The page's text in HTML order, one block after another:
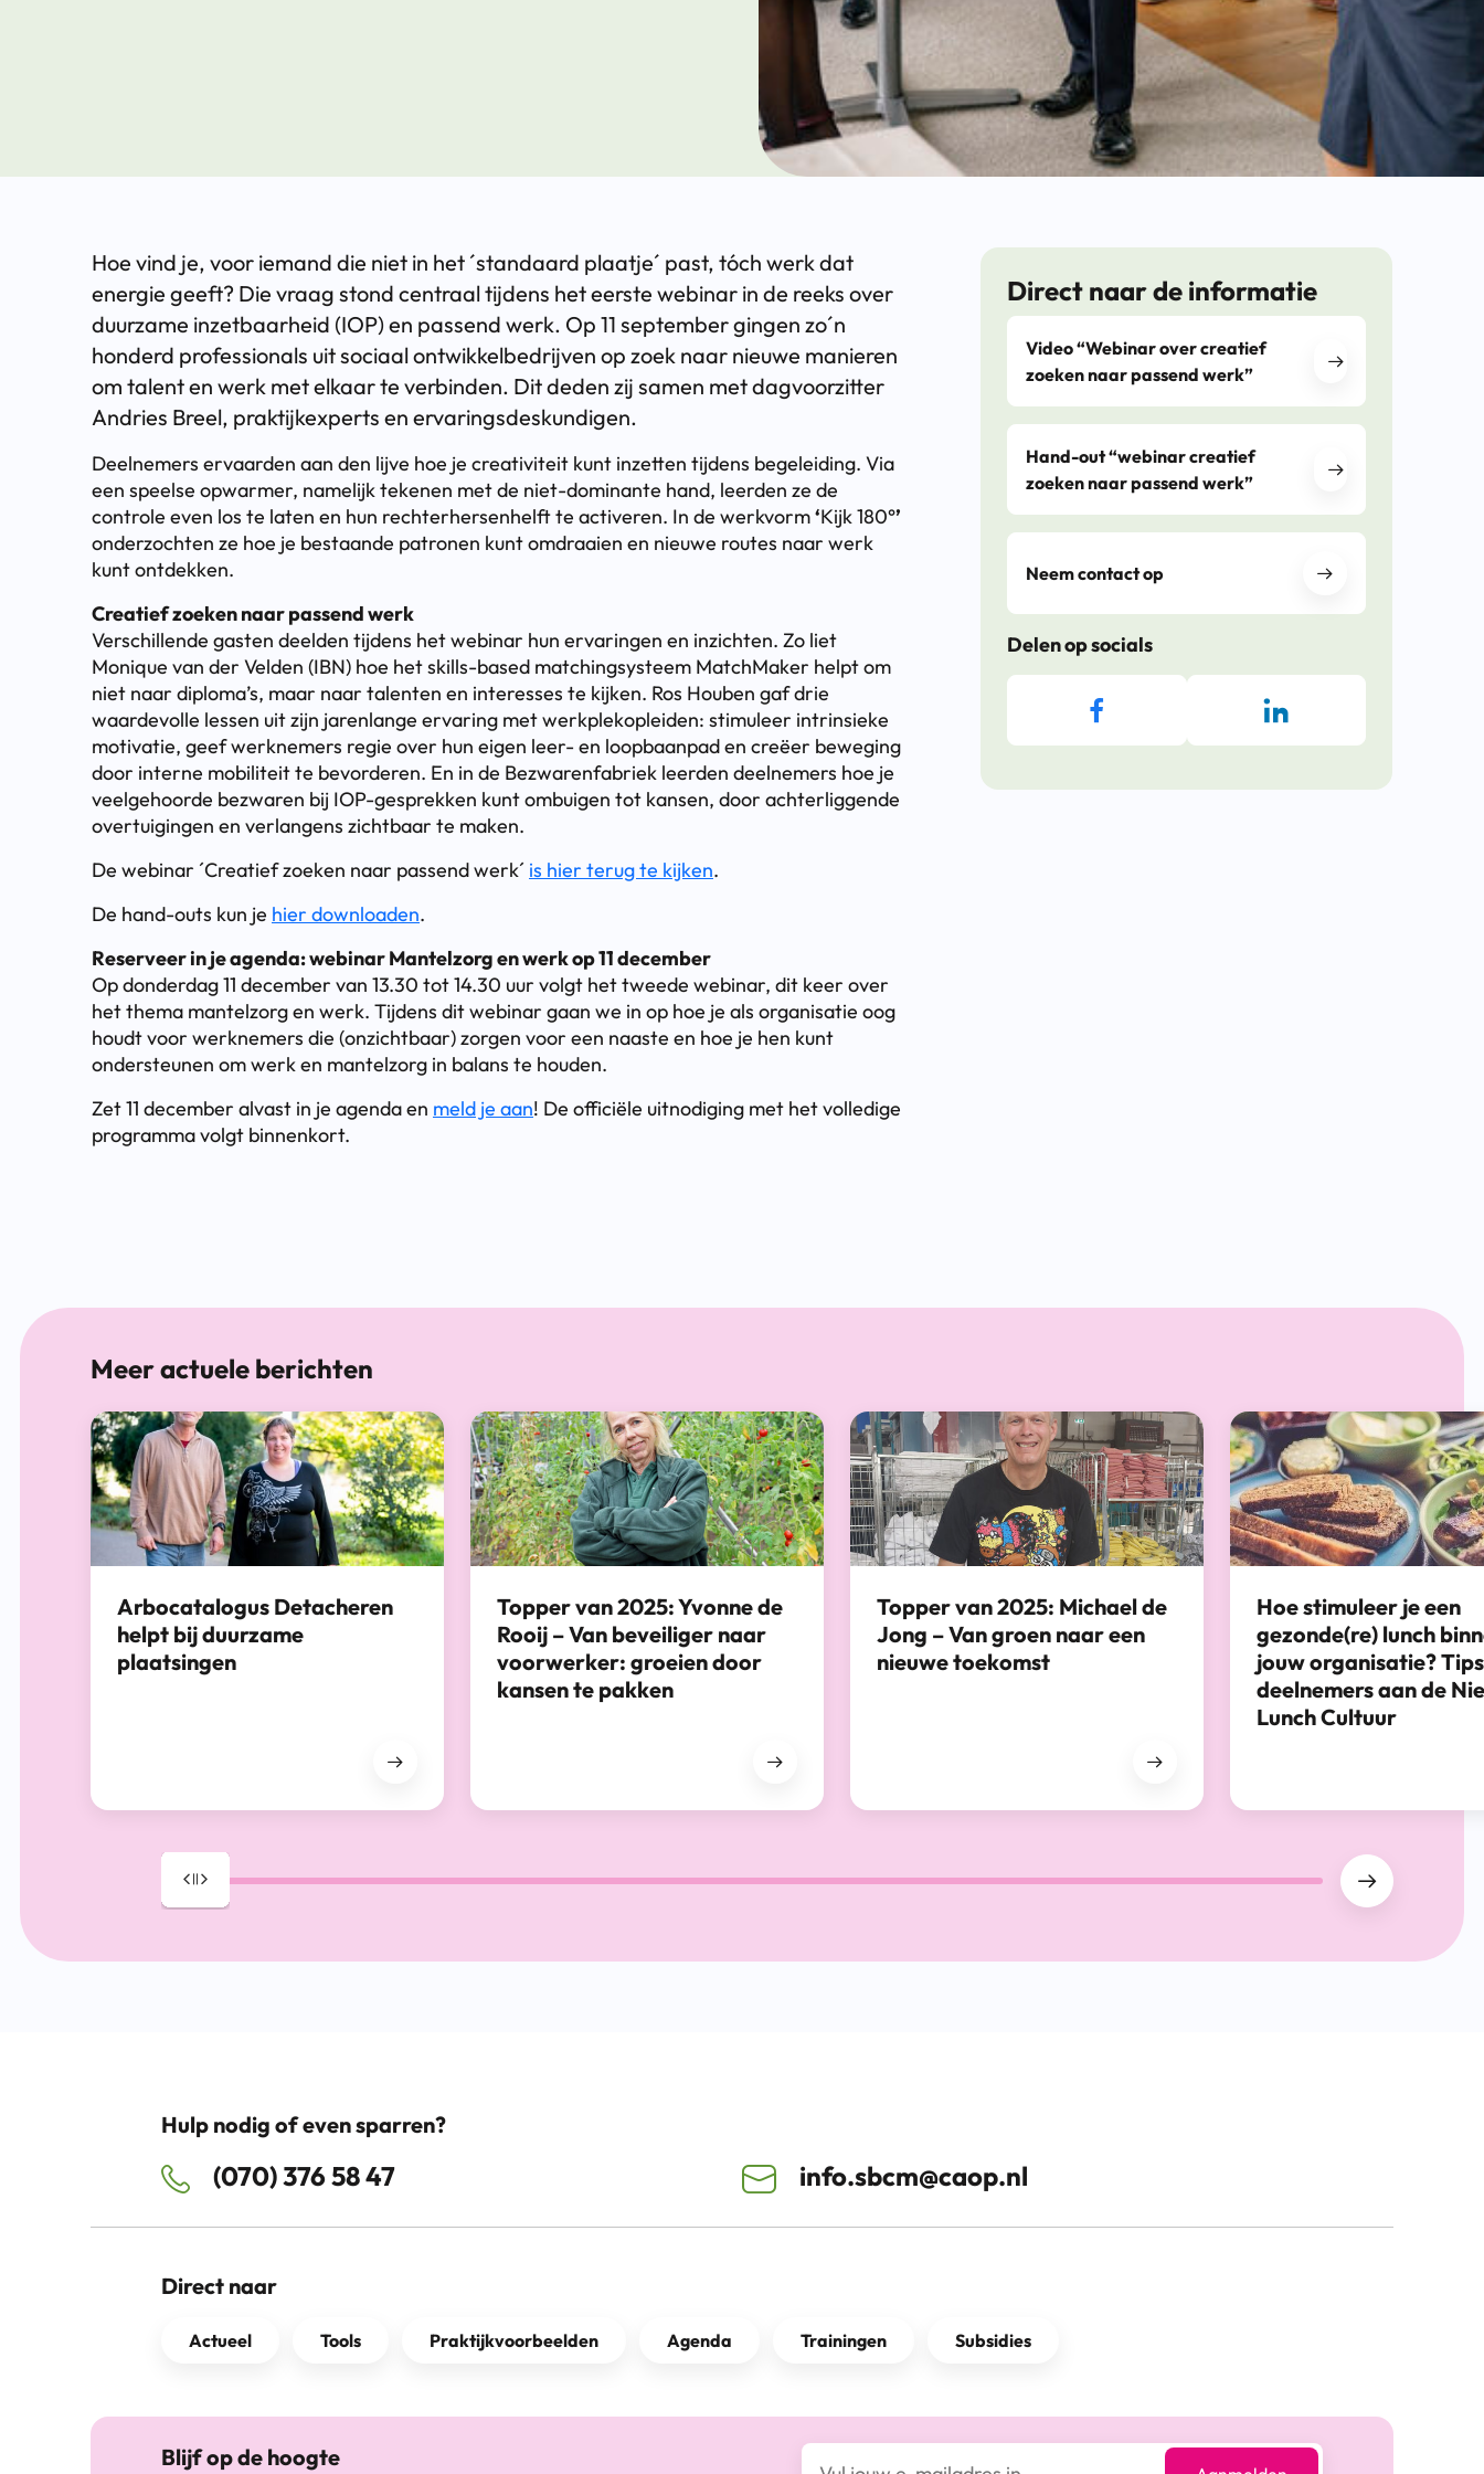
Hoe vind je, voor iemand die niet in het ´standaard plaatje´ past, tóch werk dat
energie geeft? Die vraag stond centraal tijdens het eerste webinar in de reeks over
duurzame inzetbaarheid (IOP) en passend werk. Op 11 september gingen zo´n
honderd professionals uit sociaal ontwikkelbedrijven op zoek naar nieuwe manieren
om talent en werk met elkaar te verbinden. Dit deden zij samen met dagvoorzitter
Andries Breel, praktijkexperts en ervaringsdeskundigen.
Deelnemers ervaarden aan den lijve hoe je creativiteit kunt inzetten tijdens begeleiding. Via
een speelse opwarmer, namelijk tekenen met de niet-dominante hand, leerden ze de
controle even los te laten en hun rechterhersenhelft te activeren. In de werkvorm‘Kijk 180°’
onderzochten ze hoe je bestaande patronen kunt omdraaien en nieuwe routes naar werk
kunt ontdekken.
Creatief zoeken naar passend werk
Verschillende gasten deelden tijdens het webinar hun ervaringen en inzichten. Zo liet
Monique van der Velden (IBN) hoe het skills-based matchingsysteem MatchMaker helpt om
niet naar diploma’s, maar naar talenten en interesses te kijken. Ros Houben gaf drie
waardevolle lessen uit zijn jarenlange ervaring met werkplekopleiden: stimuleer intrinsieke
motivatie, geef werknemers regie over hun eigen leer- en loopbaanpad en creëer beweging
door interne mobiliteit te bevorderen. En in de Bezwarenfabriek leerden deelnemers hoe je
veelgehoorde bezwaren bij IOP-gesprekken kunt ombuigen tot kansen, door achterliggende
overtuigingen en verlangens zichtbaar te maken.
De webinar ´Creatief zoeken naar passend werk´ is hier terug te kijken.
De hand-outs kun je hier downloaden.
Reserveer in je agenda: webinar Mantelzorg en werk op 11 december
Op donderdag 11 december van 13.30 tot 14.30 uur volgt het tweede webinar, dit keer over
het thema mantelzorg en werk. Tijdens dit webinar gaan we in op hoe je als organisatie oog
houdt voor werknemers die (onzichtbaar) zorgen voor een naaste en hoe je hen kunt
ondersteunen om werk en mantelzorg in balans te houden.
Zet 11 december alvast in je agenda en meld je aan! De officiële uitnodiging met het volledige
programma volgt binnenkort.
Direct naar de informatie
Video “Webinar over creatief
zoeken naar passend werk”
Hand-out “webinar creatief
zoeken naar passend werk”
Neem contact op
Delen op socials
Meer actuele berichten
Arbocatalogus Detacheren
helpt bij duurzame
plaatsingen
Topper van 2025: Yvonne de
Rooij – Van beveiliger naar
voorwerker: groeien door
kansen te pakken
Topper van 2025: Michael de
Jong – Van groen naar een
nieuwe toekomst
Hoe stimuleer je een
gezonde(re) lunch
jouw organisatie?
deelnemers aan de
Lunch Cultuur
Drag
Hulp nodig of even sparren?
(070) 376 58 47 info.sbcm@caop.nl
Direct naar
Actueel Tools Praktijkvoorbeelden Agenda Trainingen Subsidies
Blijf op de hoogte E-mailadres*